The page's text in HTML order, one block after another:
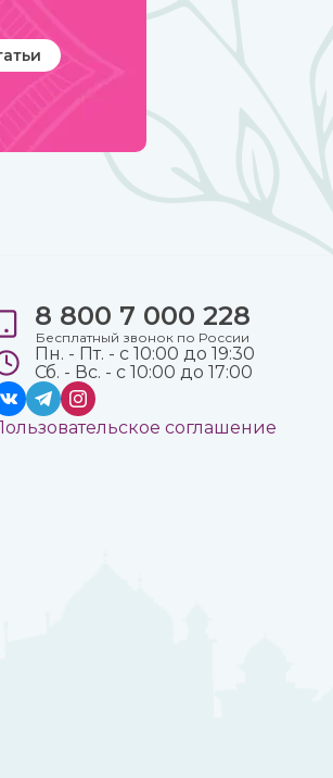
8 800 7 000 228
Бесплатный звонок по России
Пн. - Пт. - с 10:00 до 19:30
Сб. - Вс. - с 10:00 до 17:00
соглашение